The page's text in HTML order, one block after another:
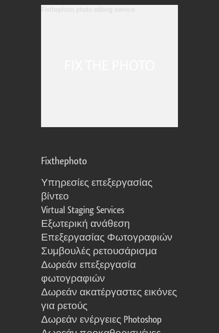
Fixthephoto photo editing service
Fixthephoto
Υπηρεσίες επεξεργασίας
βίντεο
Virtual Staging Services
Εξωτερική ανάθεση
Επεξεργασίας Φωτογραφιών
Συμβουλές ρετουσάρισμα
Δωρεάν επεξεργασία
φωτογραφιών
Δωρεάν ακατέργαστες εικόνες
για ρετούς
Δωρεάν ενέργειες Photoshop